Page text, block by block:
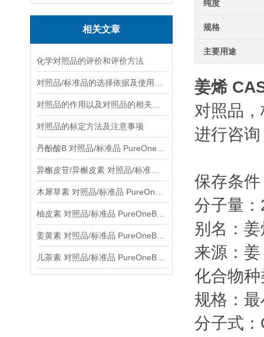
相关文章
化学对照品的评价和评价方法
对照品的标定方法及注意事项
纯度
规格
主要用途
姜烯
对照品
进行咨询
保存条
分子量
别名：
来源：姜
化合物
规格：
分子式